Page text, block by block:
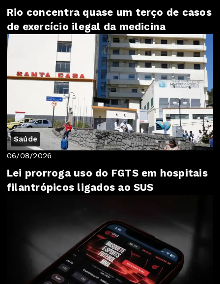
Rio concentra quase um terço de casos
de exercício ilegal da medicina
Saúde
06/08/2026
Lei prorroga uso do FGTS em hospitais
filantrópicos ligados ao SUS